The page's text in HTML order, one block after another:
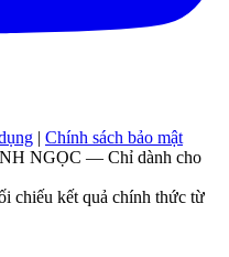
| Chính sách bảo mật
NGỌC — Chỉ dành cho
chiếu kết quả chính thức từ